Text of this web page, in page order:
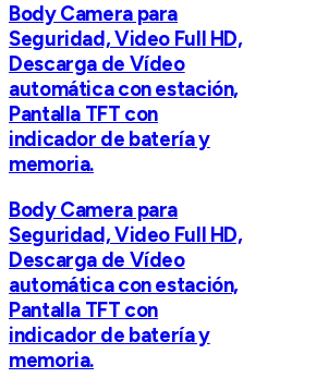
Body Camera para
Seguridad, Video Full HD,
Descarga de Vídeo
automática con estación,
Pantalla TFT con
indicador de batería y
memoria.
Body Camera para
Seguridad, Video Full HD,
Descarga de Vídeo
automática con estación,
Pantalla TFT con
indicador de batería y
memoria.